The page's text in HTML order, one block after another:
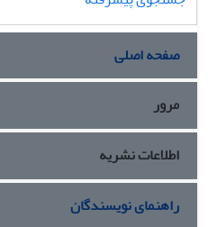
صفحه اصلی
مرور
اطلاعات نشریه
راهنمای نویسندگان